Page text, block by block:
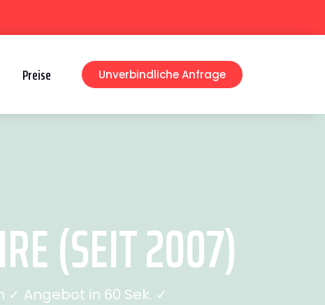
Preise Unverbindliche Anfrage
(SEIT 2007)
✓ Angebot in 60 Sek. ✓